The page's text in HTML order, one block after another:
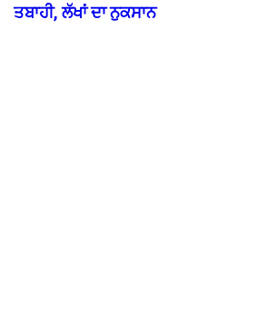
ਤਬਾਹੀ, ਲੱਖਾਂ ਦਾ ਨੁਕਸਾਨ